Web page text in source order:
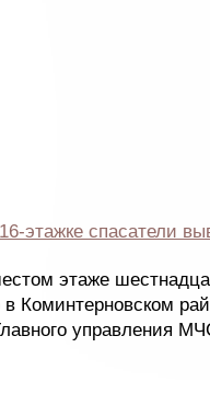
этажке спасатели
этаже
Коминтерновском
управления